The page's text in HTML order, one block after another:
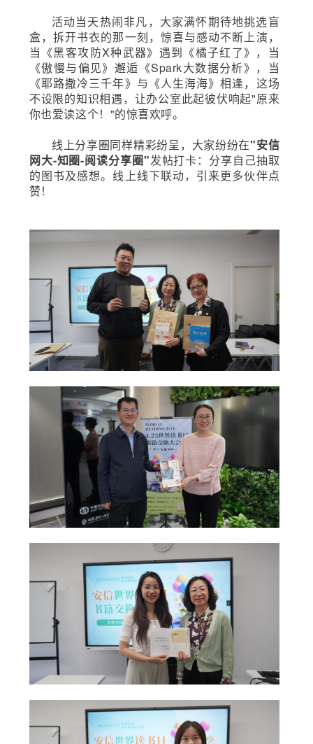
活动当天热闹非凡，大家满怀期待地挑选盲
盒，拆开书衣的那一刻，惊喜与感动不断上演，
当《黑客攻防X种武器》遇到《橘子红了》，当
《傲慢与偏见》邂逅《Spark大数据分析》，当
《耶路撒冷三千年》与《人生海海》相逢，这场
不设限的知识相遇，让办公室此起彼伏响起"原来
你也爱读这个！"的惊喜欢呼。
线上分享圈同样精彩纷呈，大家纷纷在"安信
网大-知圈-阅读分享圈"发帖打卡：分享自己抽取
的图书及感想。线上线下联动，引来更多伙伴点
赞！